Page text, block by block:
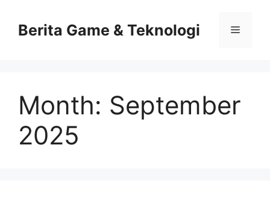
contentBerita Game & Teknologi Menu
Month: September
2025